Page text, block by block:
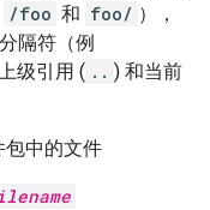
/foo 和 foo/ ），
隔符（例
级引用 ( .. ) 和当前
包中的文件